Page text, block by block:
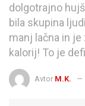
dolgotrajno
bila skupina
manj lačna in
kalorij! To je
Avtor M.K.